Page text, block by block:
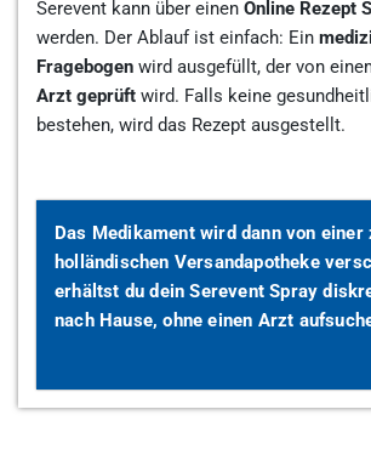
Serevent kann über einen Online Rezept
werden. Der Ablauf ist einfach: Ein
Fragebogen wird ausgefüllt, der von
Arzt geprüft wird. Falls keine
bestehen, wird das Rezept ausgestellt.
Das Medikament wird dann von einer
holländischen Versandapotheke
erhältst du dein Serevent Spray
nach Hause, ohne einen Arzt